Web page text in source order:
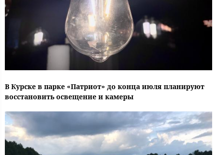
В Курске в парке «Патриот» до конца июля планируют
восстановить освещение и камеры